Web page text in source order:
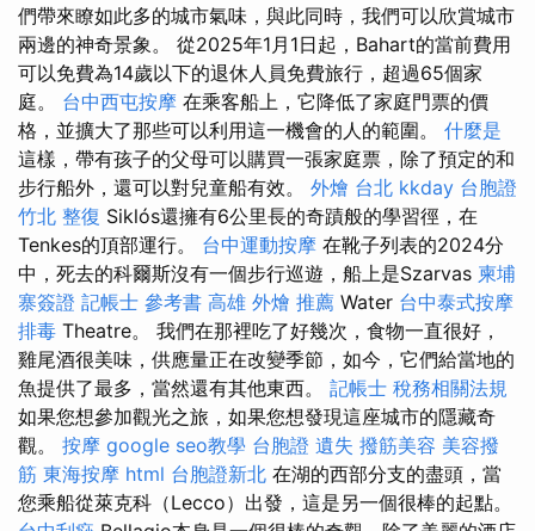
們帶來瞭如此多的城市氣味，與此同時，我們可以欣賞城市
兩邊的神奇景象。 從2025年1月1日起，Bahart的當前費用
可以免費為14歲以下的退休人員免費旅行，超過65個家
庭。 台中西屯按摩 在乘客船上，它降低了家庭門票的價
格，並擴大了那些可以利用這一機會的人的範圍。 什麼是
這樣，帶有孩子的父母可以購買一張家庭票，除了預定的和
步行船外，還可以對兒童船有效。 外燴 台北 kkday 台胞證
竹北 整復 Siklós還擁有6公里長的奇蹟般的學習徑，在
Tenkes的頂部運行。 台中運動按摩 在靴子列表的2024分
中，死去的科爾斯沒有一個步行巡遊，船上是Szarvas 柬埔
寨簽證 記帳士 參考書 高雄 外燴 推薦 Water 台中泰式按摩
排毒 Theatre。 我們在那裡吃了好幾次，食物一直很好，
雞尾酒很美味，供應量正在改變季節，如今，它們給當地的
魚提供了最多，當然還有其他東西。 記帳士 稅務相關法規
如果您想參加觀光之旅，如果您想發現這座城市的隱藏奇
觀。 按摩 google seo教學 台胞證 遺失 撥筋美容 美容撥
筋 東海按摩 html 台胞證新北 在湖的西部分支的盡頭，當
您乘船從萊克科（Lecco）出發，這是另一個很棒的起點。